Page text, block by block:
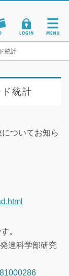
統計
統計
ついてお知ら
。
達科学部研究